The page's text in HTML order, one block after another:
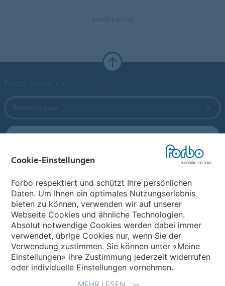
Forbo Flooring Systems
Forbo Movement Systems
Land auswählen
Land auswählen
Cookie-Einstellungen
Forbo respektiert und schützt Ihre persönlichen
Daten. Um Ihnen ein optimales Nutzungserlebnis
bieten zu können, verwenden wir auf unserer
Webseite Cookies und ähnliche Technologien.
Absolut notwendige Cookies werden dabei immer
verwendet, übrige Cookies nur, wenn Sie der
Verwendung zustimmen. Sie können unter «Meine
Einstellungen» ihre Zustimmung jederzeit widerrufen
oder individuelle Einstellungen vornehmen.